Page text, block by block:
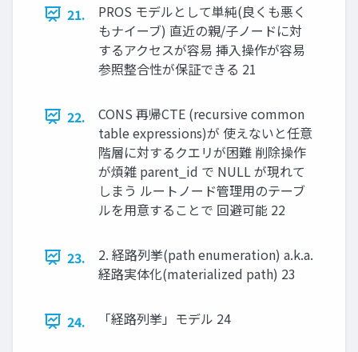
21.
PROS モデルとして単純(良くも悪く
もナイーブ) 直近の親/子ノードに対
するアクセスが容易 挿入操作が容易
参照整合性が保証できる 21
22.
CONS 再帰CTE (recursive common
table expressions)が 使えないと任意
階層に対するクエリが困難 削除操作
が煩雑 parent_id で NULL が現れて
しまう ルートノード管理用のテーブ
ルを用意することで 回避可能 22
23.
2. 経路列挙(path enumeration) a.k.a.
経路実体化(materialized path) 23
24. 「経路列挙」モデル 24